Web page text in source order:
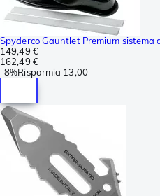
Spyderco Gauntlet Premium sistema
149,49 €
162,49 €
-8%Risparmia 13,00